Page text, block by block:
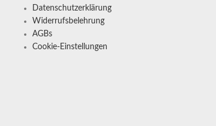
Datenschutzerklärung
Widerrufsbelehrung
AGBs
Cookie-Einstellungen